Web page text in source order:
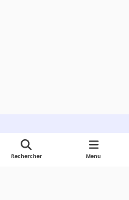
Rechercher Menu